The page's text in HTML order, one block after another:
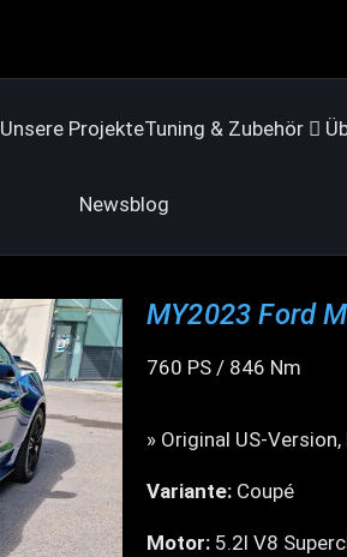
Unsere ProjekteTuning & Zubehör
Newsblog
MY2023 Ford
760 PS / 846 Nm
» Original US-
Variante: Coupé
Motor: 5.2l V8